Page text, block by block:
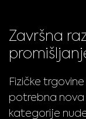
Završna
Fizičke
potrebna nova
kategorije